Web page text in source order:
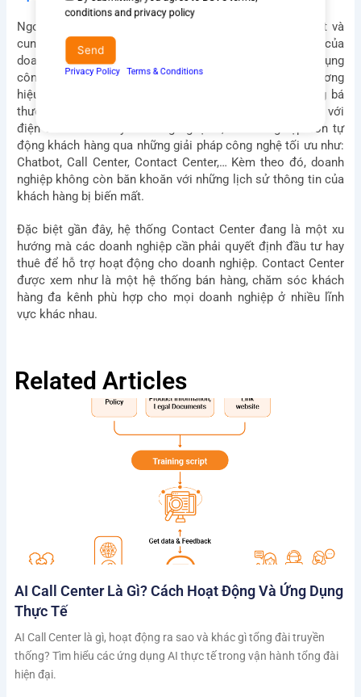
Ngoài việc ứng dụng công nghệ vào quá trình sản xuất và
cung ứng sản phẩm, thì hệ thống chăm sóc khách hàng của
doanh nghiệp cũng bị ảnh hưởng khá nhiều. Từ việc ứng dụng
công nghệ vào các kênh giao tiếp của khách hàng với thương
hiệu, doanh nghiệp dễ dàng tung ra sản phẩm và quảng bá
thương hiệu trên diện rộng một cách hiệu quả. Ngoài ra, với
điện toán đám mây và công nghệ AI, doanh nghiệp còn tự
động khách hàng qua những giải pháp công nghệ tối ưu như:
Chatbot, Call Center, Contact Center,… Kèm theo đó, doanh
nghiệp không còn băn khoăn với những lịch sử thông tin của
khách hàng bị biến mất.
Đặc biệt gần đây, hệ thống Contact Center đang là một xu
hướng mà các doanh nghiệp cần phải quyết định đầu tư hay
thuê để hỗ trợ hoạt động cho doanh nghiệp. Contact Center
được xem như là một hệ thống bán hàng, chăm sóc khách
hàng đa kênh phù hợp cho mọi doanh nghiệp ở nhiều lĩnh
vực khác nhau.
Related Articles
AI Call Center Là Gì? Cách Hoạt Động Và Ứng Dụng
Thực Tế
AI Call Center là gì, hoạt động ra sao và khác gì tổng đài truyền
thống? Tìm hiểu các ứng dụng AI thực tế trong vận hành tổng đài
hiện đại.
Agree
terms
By submitting, you agree to BSV's terms,
Send